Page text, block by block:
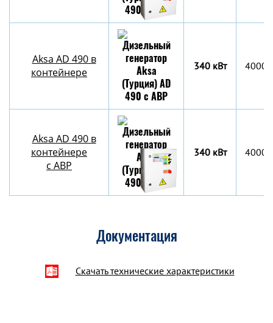
Aksa AD 490 в
контейнере
340 кВт
Aksa AD 490 в
контейнере
c АВР
340 кВт
Документация
Скачать технические характеристики